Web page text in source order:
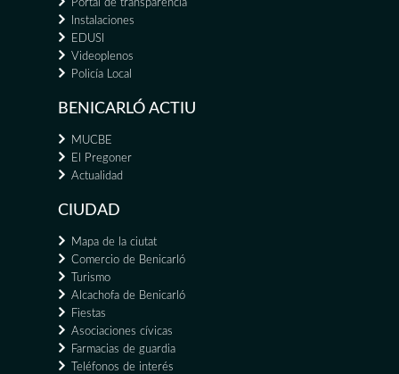
Portal de transparència
Instalaciones
EDUSI
Videoplenos
Policía Local
BENICARLÓ ACTIU
MUCBE
El Pregoner
Actualidad
CIUDAD
Mapa de la ciutat
Comercio de Benicarló
Turismo
Alcachofa de Benicarló
Fiestas
Asociaciones cívicas
Farmacias de guardia
Teléfonos de interés